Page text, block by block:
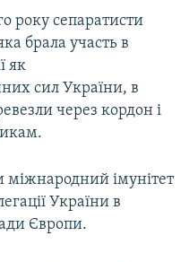
року сепаратисти
брала участь в
як
сил України, в
через кордон і
міжнародний імунітет
України в
Європи.